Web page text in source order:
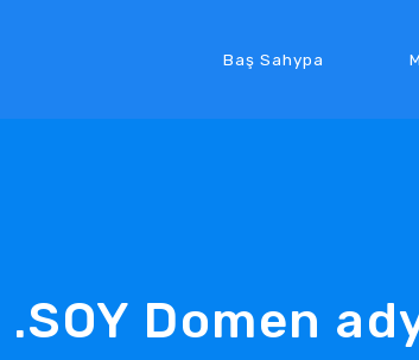
Baş Sahypa
.SOY Domen